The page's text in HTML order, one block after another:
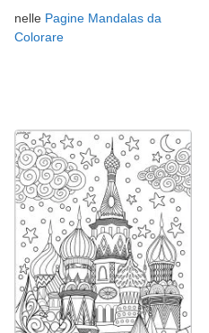
nelle Pagine Mandalas da
Colorare